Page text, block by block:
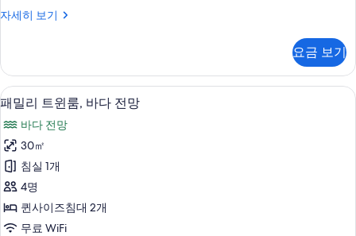
전
사
진
모
두
보
기
자세히 보기
디
블
룸,
바
다
전
망
자
세
히
보
기
요금 보기
패
밀
리
트
윈
룸,
바
패밀리 트윈룸, 바다 전망 | 고급 침구,
6
패밀리 트윈룸, 바다 전망
바다 전망
30㎡
침실 1개
4명
퀸사이즈침대 2개
무료 WiFi